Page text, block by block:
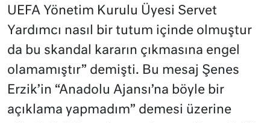
UEFA Yönetim Kurulu Üyesi Servet
Yardımcı nasıl bir tutum içinde olmuştur
da bu skandal kararın çıkmasına engel
olamamıştır” demişti. Bu mesaj Şenes
Erzik’in “Anadolu Ajansı’na böyle bir
açıklama yapmadım” demesi üzerine